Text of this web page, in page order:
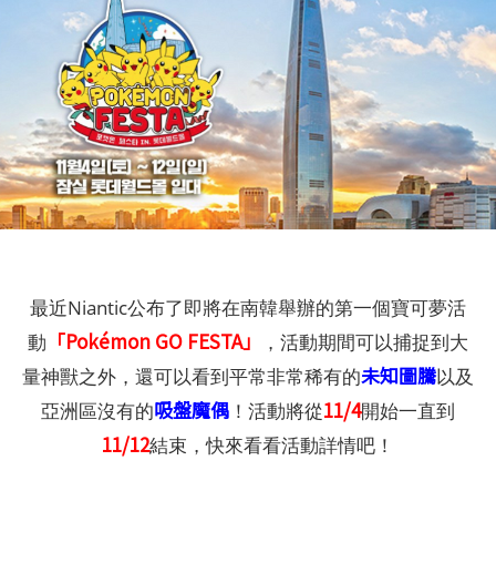
最近Niantic公布了即將在南韓舉辦的第一個寶可夢活
動 「Pokémon GO FESTA」
，活動期間可以捕捉到大
量神獸之外，還可以看到平常非常稀有的未知圖騰以及
亞洲區沒有的吸盤魔偶 ！活動將從11/4開始一直到
11/12結束，快來看看活動詳情吧！